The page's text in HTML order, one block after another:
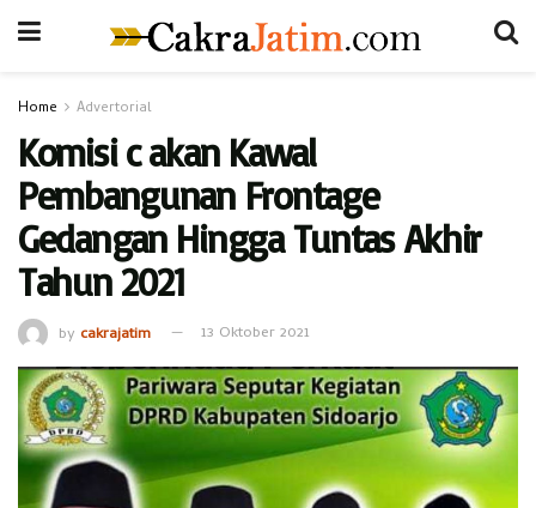
Home Advertorial
Komisi c akan Kawal
Pembangunan Frontage
Gedangan Hingga Tuntas Akhir
Tahun 2021
by cakrajatim 13 Oktober 2021